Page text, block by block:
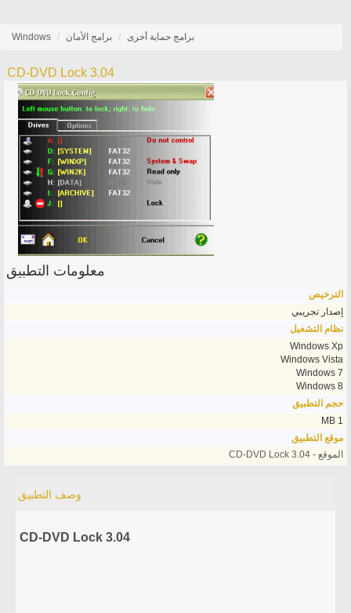
Windows برامج الأمان برامج حماية أخرى
CD-DVD Lock 3.04
معلومات التطبيق
الترخيص
إصدار تجريبي
نظام التشغيل
Windows Xp
Windows Vista
Windows 7
Windows 8
حجم التطبيق
1 MB
موقع التطبيق
الموقع - CD-DVD Lock 3.04
وصف التطبيق
CD-DVD Lock 3.04